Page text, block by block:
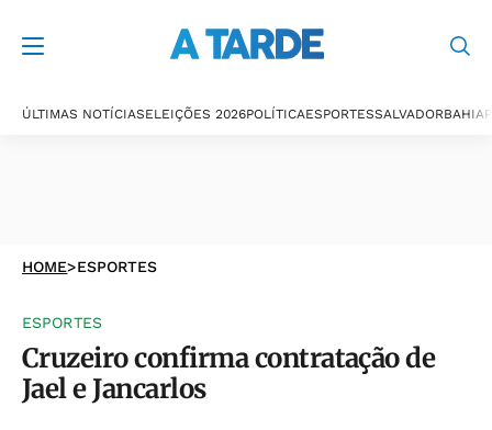
ÚLTIMAS NOTÍCIASELEIÇÕES 2026POLÍTICAESPORTESSALVADORBAHIA
HOME>ESPORTES
ESPORTES
Cruzeiro confirma contratação de
Jael e Jancarlos